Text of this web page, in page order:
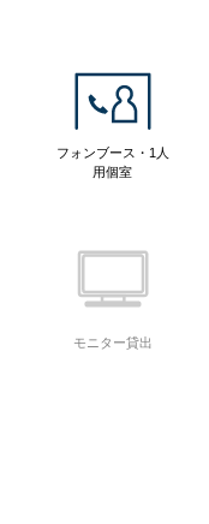
フォンブース・1人
用個室
モニター貸出